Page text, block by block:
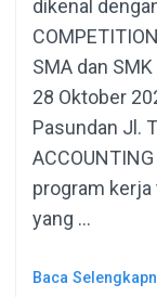
dikenal
SMA dan
28 Oktober
Pasundan Jl.
program kerja
yang …
Baca